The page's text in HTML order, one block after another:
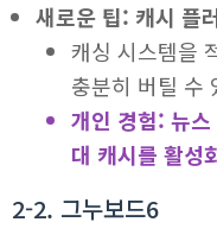
새로운 팁: 캐시 플
캐싱 시스템을
충분히 버틸 수
개인 경험: 뉴
대 캐시를 활성
2-2. 그누보드6